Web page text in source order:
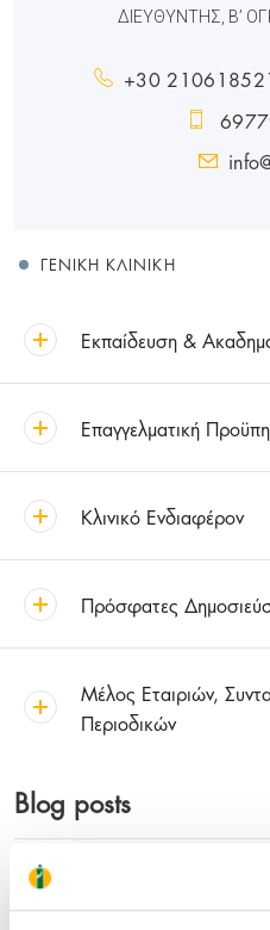
ΔΙΕΥΘΥΝΤΗΣ, Β’
+30
ΓΕΝΙΚΉ ΚΛΙΝΙΚΉ
Εκπαίδευση &
Επαγγελματική
Κλινικό Ενδιαφέρον
Πρόσφατες
Μέλος Εταιριών,
Περιοδικών
Blog posts